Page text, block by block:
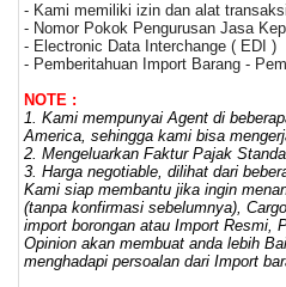
- Kami memiliki izin dan alat
- Nomor Pokok Pengurusan Jasa
- Electronic Data Interchange ( EDI )
- Pemberitahuan Import Barang -
NOTE :
1. Kami mempunyai Agent di
America, sehingga kami bisa
2. Mengeluarkan Faktur Pajak
3. Harga negotiable, dilihat dari
Kami siap membantu jika ingin
(tanpa konfirmasi sebelumnya),
import borongan atau Import Resmi,
Opinion akan membuat anda lebih
menghadapi persoalan dari Import